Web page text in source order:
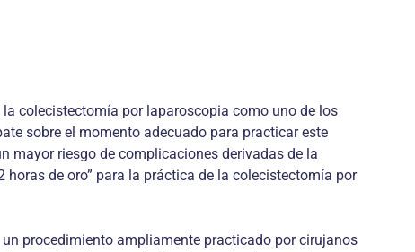
colecistectomía por laparoscopia como uno de los
sobre el momento adecuado para prac­ticar este
mayor riesgo de complicaciones derivadas de la
horas de oro” para la práctica de la colecistectomía por
procedimiento ampliamente practicado por cirujanos